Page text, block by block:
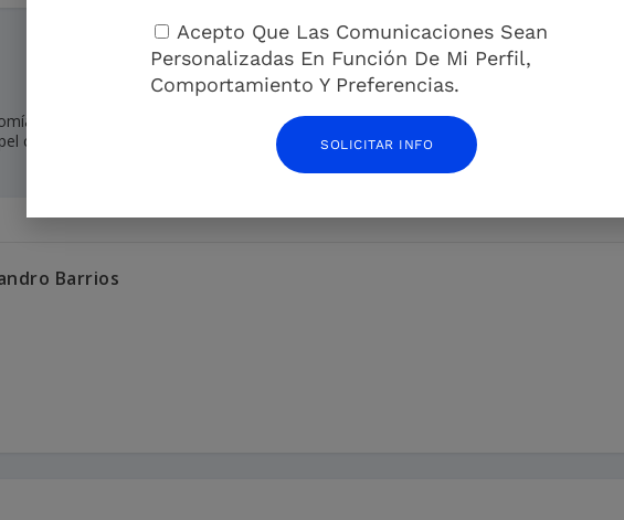
mejores
clave para el
Así funciona el G7: quiénes son sus líderes,
forman y qué han hecho tras el
Barrios
Acepto Que Las Comunicaciones Sean
Personalizadas En Función De Mi Perfil,
Comportamiento Y Preferencias.
SOLICITAR INFO